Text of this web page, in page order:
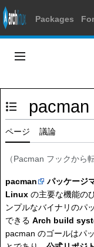
Packages
に
ス
キ
ッ
メインメニュー
目次の表示・非表示を
pacman
ページ 議論
（Pacman フックから
pacman パッケージ
Linux の主要な機能の
ンプルなバイナリのパ
できる Arch build
pacman のゴールはパ